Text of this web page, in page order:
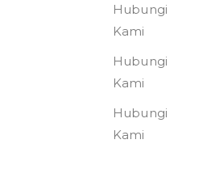
Hubungi
Kami
Hubungi
Kami
Hubungi
Kami